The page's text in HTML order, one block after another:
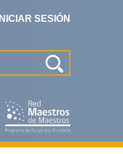
INICIAR SESIÓN